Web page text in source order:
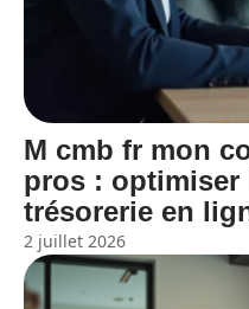
M cmb fr mon
pros : optimiser
trésorerie en
2 juillet 2026